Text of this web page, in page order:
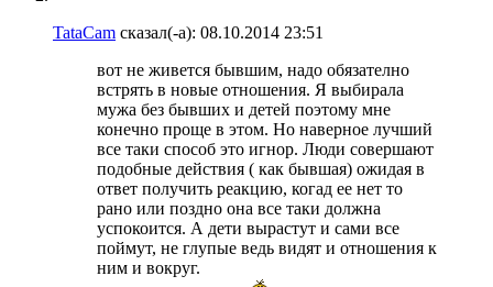
TataCam сказал(-а): 08.10.2014 23:51
вот не живется бывшим, надо обязателно
встрять в новые отношения. Я выбирала
мужа без бывших и детей поэтому мне
конечно проще в этом. Но наверное лучший
все таки способ это игнор. Люди совершают
подобные действия ( как бывшая) ожидая в
ответ получить реакцию, когад ее нет то
рано или поздно она все таки должна
успокоится. А дети вырастут и сами все
поймут, не глупые ведь видят и отношения к
ним и вокруг.